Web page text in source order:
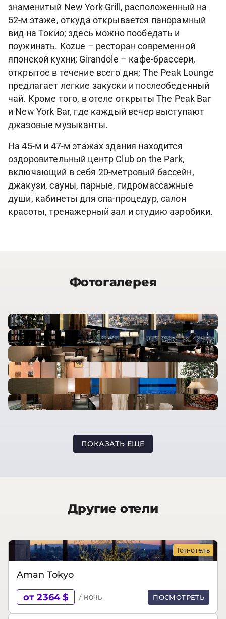
знаменитый New York Grill, расположенный на
52-м этаже, откуда открывается панорамный
вид на Токио; здесь можно пообедать и
поужинать. Kozue – ресторан современной
японской кухни; Girandole – кафе-брассери,
открытое в течение всего дня; The Peak Lounge
предлагает легкие закуски и послеобеденный
чай. Кроме того, в отеле открыты The Peak Bar
и New York Bar, где каждый вечер выступают
джазовые музыканты.
На 45-м и 47-м этажах здания находится
оздоровительный центр Club on the Park,
включающий в себя 20-метровый бассейн,
джакузи, сауны, парные, гидромассажные
души, кабинеты для спа-процедур, салон
красоты, тренажерный зал и студию аэробики.
Фотогалерея
ПОКАЗАТЬ ЕЩЕ
Другие отели
Топ-отель
Aman Tokyo
от 2364 $ / ночь ПОСМОТРЕТЬ